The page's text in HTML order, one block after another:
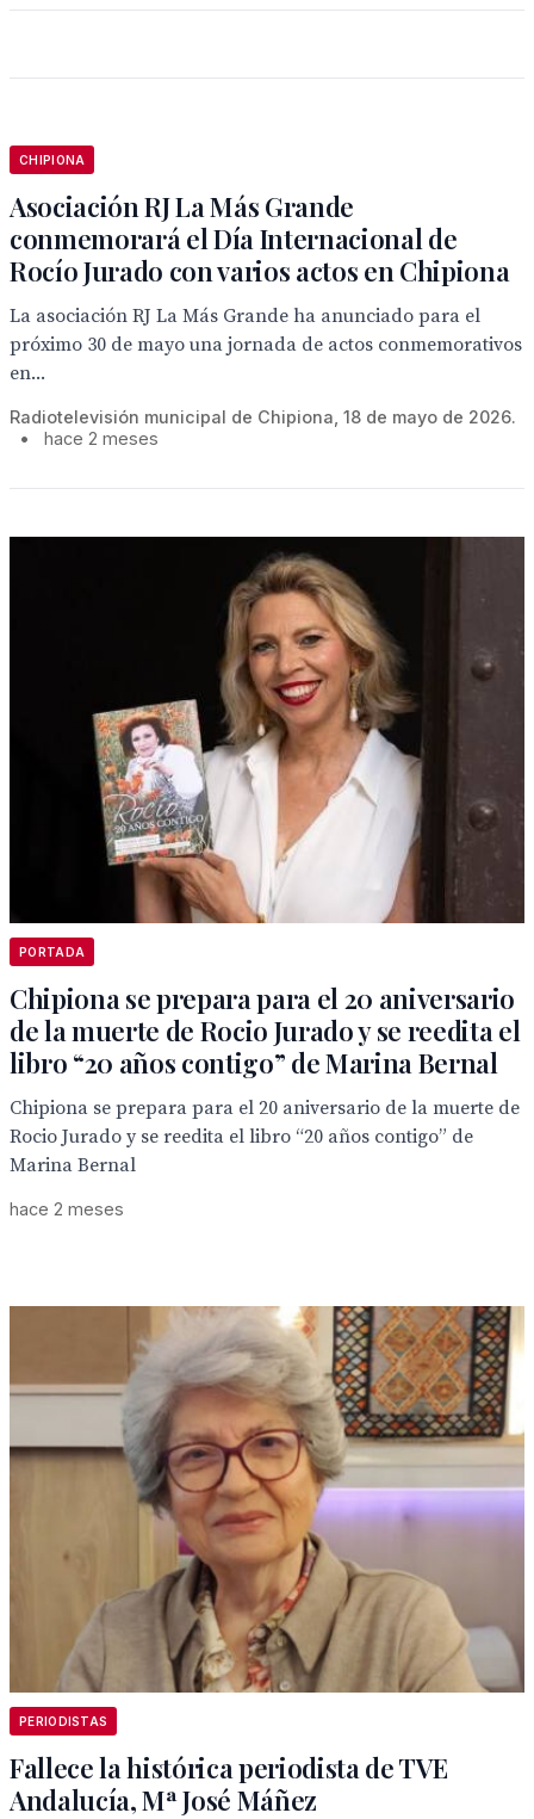
CHIPIONA
Asociación RJ La Más Grande
conmemorará el Día Internacional de
Rocío Jurado con varios actos en Chipiona
La asociación RJ La Más Grande ha anunciado para el
próximo 30 de mayo una jornada de actos conmemorativos
en...
Radiotelevisión municipal de Chipiona, 18 de mayo de 2026.
•
hace 2 meses
PORTADA
Chipiona se prepara para el 20 aniversario
de la muerte de Rocio Jurado y se reedita el
libro “20 años contigo” de Marina Bernal
Chipiona se prepara para el 20 aniversario de la muerte de
Rocio Jurado y se reedita el libro “20 años contigo” de
Marina Bernal
hace 2 meses
PERIODISTAS
Fallece la histórica periodista de TVE
Andalucía, Mª José Máñez